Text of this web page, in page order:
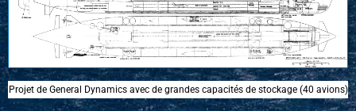
Projet de General Dynamics avec de grandes capacités de stockage (40 avions)